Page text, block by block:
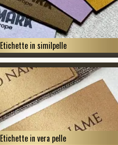
Etichette in similpelle
Etichette in vera pelle